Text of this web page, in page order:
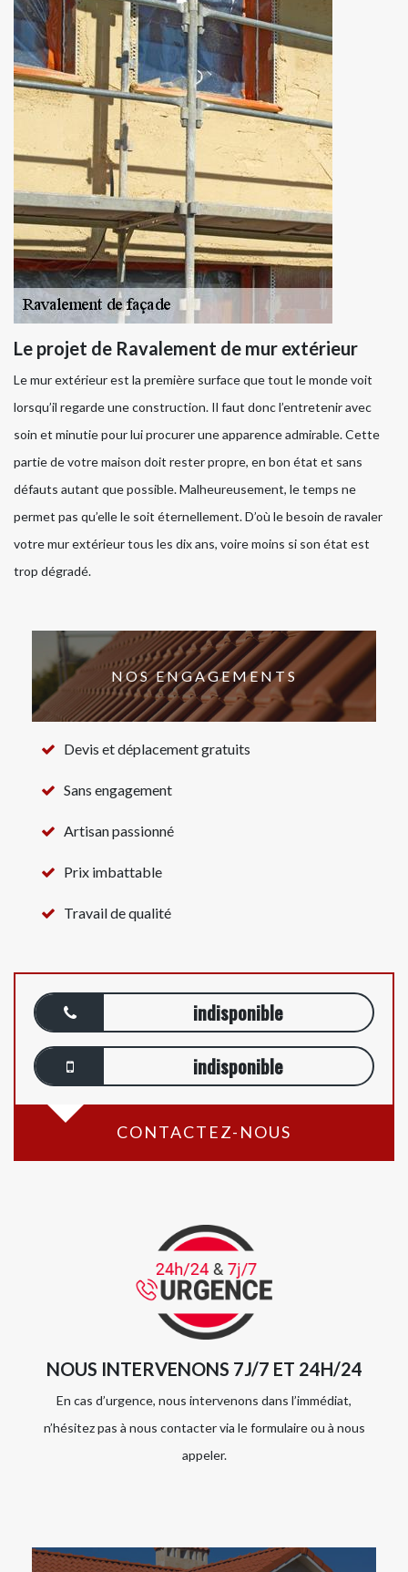
Le projet de Ravalement de mur extérieur
Le mur extérieur est la première surface que tout le monde voit
lorsqu’il regarde une construction. Il faut donc l’entretenir avec
soin et minutie pour lui procurer une apparence admirable. Cette
partie de votre maison doit rester propre, en bon état et sans
défauts autant que possible. Malheureusement, le temps ne
permet pas qu’elle le soit éternellement. D’où le besoin de ravaler
votre mur extérieur tous les dix ans, voire moins si son état est
trop dégradé.
NOS ENGAGEMENTS
Devis et déplacement gratuits
Sans engagement
Artisan passionné
Prix imbattable
Travail de qualité
indisponible
indisponible
CONTACTEZ-NOUS
NOUS INTERVENONS 7J/7 ET 24H/24
En cas d’urgence, nous intervenons dans l’immédiat,
n’hésitez pas à nous contacter via le formulaire ou à nous
appeler.